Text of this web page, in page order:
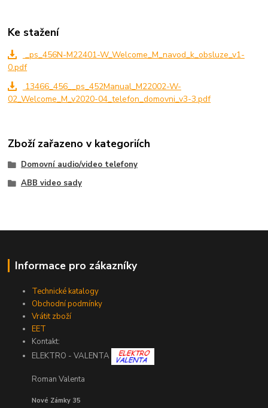
Ke stažení
_ps_456N-M22401-W_Welcome_M_navod_k_obsluze_v1-
0.pdf
13466_456__ps_452Manual_M22002-W-
02_Welcome_M_v2020-04_telefon_domovni_v3-3.pdf
Zboží zařazeno v kategoriích
Domovní audio/video telefony
ABB video sady
Informace pro zákazníky
Technické katalogy
Obchodní podmínky
Vrátit zboží
EET
Kontakt:
ELEKTRO - VALENTA
Roman Valenta
Nové Zámky 35